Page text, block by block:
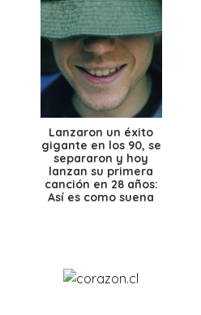
Lanzaron un éxito
gigante en los 90, se
separaron y hoy
lanzan su primera
canción en 28 años:
Así es como suena